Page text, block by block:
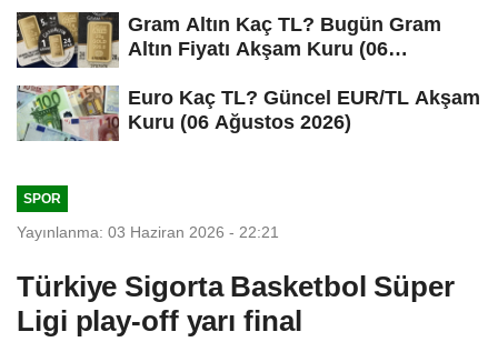
Gram Altın Kaç TL? Bugün Gram
Altın Fiyatı Akşam Kuru (06
Euro Kaç TL? Güncel EUR/TL Akşam
Kuru (06 Ağustos 2026)
SPOR
Yayınlanma: 03 Haziran 2026 - 22:21
Türkiye Sigorta Basketbol Süper
Ligi play-off yarı final